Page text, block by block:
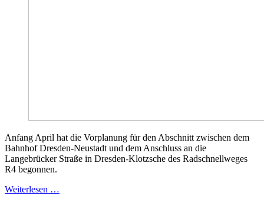
Anfang April hat die Vorplanung für den Abschnitt zwischen dem
Bahnhof Dresden-Neustadt und dem Anschluss an die
Langebrücker Straße in Dresden-Klotzsche des Radschnellweges
R4 begonnen.
Weiterlesen …